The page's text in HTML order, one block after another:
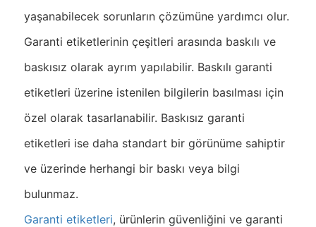
yaşanabilecek sorunların çözümüne yardımcı olur.
Garanti etiketlerinin çeşitleri arasında baskılı ve
baskısız olarak ayrım yapılabilir. Baskılı garanti
etiketleri üzerine istenilen bilgilerin basılması için
özel olarak tasarlanabilir. Baskısız garanti
etiketleri ise daha standart bir görünüme sahiptir
ve üzerinde herhangi bir baskı veya bilgi
bulunmaz.
Garanti etiketleri, ürünlerin güvenliğini ve garanti